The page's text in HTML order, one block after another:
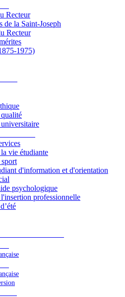
Recteur
de la Saint-Joseph
Recteur
1975)
vie étudiante
d'information et d'orientation
psychologique
professionnelle